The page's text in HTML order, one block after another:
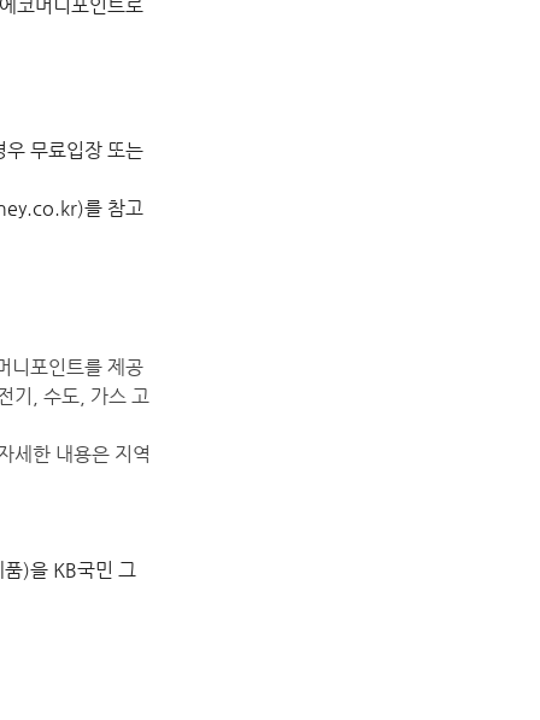
코머니포인트로
무료입장 또는
를 참고
니포인트를 제공
기, 수도, 가스 고
세한 내용은 지역
)을 KB국민 그